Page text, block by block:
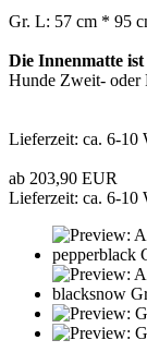
Gr. L: 57 cm * 95
Die Innenmatte
Hunde Zweit- oder
Lieferzeit: ca. 6-10
ab 203,90 EUR
Lieferzeit: ca. 6-10